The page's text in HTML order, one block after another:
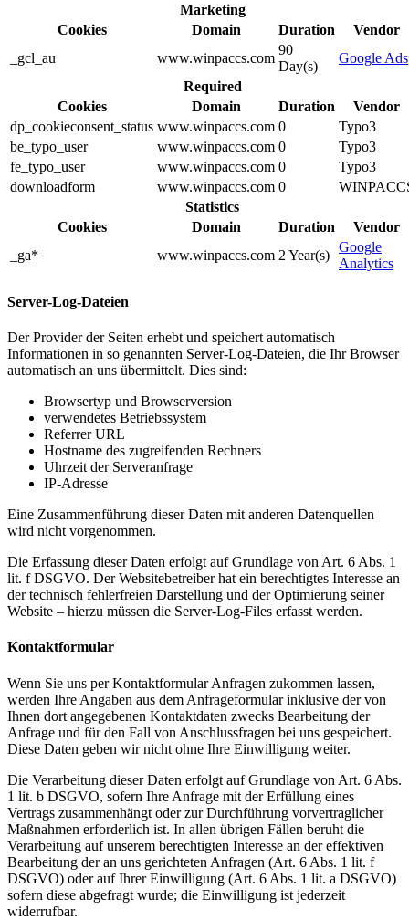
Marketing
Cookies
Domain Duration
Vendor
_gcl_au
www.winpaccs.com
90
Day(s)
Google Ads
Required
Cookies
Domain Duration
Vendor
dp_cookieconsent_status www.winpaccs.com 0
Typo3
be_typo_user
www.winpaccs.com 0
Typo3
fe_typo_user
www.winpaccs.com 0
Typo3
downloadform
www.winpaccs.com 0
Statistics
Cookies
Domain Duration
Vendor
_ga*
www.winpaccs.com 2 Year(s)
Google
Analytics
Server-Log-Dateien
Der Provider der Seiten erhebt und speichert automatisch
Informationen in so genannten Server-Log-Dateien, die Ihr Browser
automatisch an uns übermittelt. Dies sind:
Browsertyp und Browserversion
verwendetes Betriebssystem
Referrer URL
Hostname des zugreifenden Rechners
Uhrzeit der Serveranfrage
IP-Adresse
Eine Zusammenführung dieser Daten mit anderen Datenquellen
wird nicht vorgenommen.
Die Erfassung dieser Daten erfolgt auf Grundlage von Art. 6 Abs. 1
lit. f DSGVO. Der Websitebetreiber hat ein berechtigtes Interesse an
der technisch fehlerfreien Darstellung und der Optimierung seiner
Website – hierzu müssen die Server-Log-Files erfasst werden.
Kontaktformular
Wenn Sie uns per Kontaktformular Anfragen zukommen lassen,
werden Ihre Angaben aus dem Anfrageformular inklusive der von
Ihnen dort angegebenen Kontaktdaten zwecks Bearbeitung der
Anfrage und für den Fall von Anschlussfragen bei uns gespeichert.
Diese Daten geben wir nicht ohne Ihre Einwilligung weiter.
Die Verarbeitung dieser Daten erfolgt auf Grundlage von Art. 6 Abs.
1 lit. b DSGVO, sofern Ihre Anfrage mit der Erfüllung eines
Vertrags zusammenhängt oder zur Durchführung vorvertraglicher
Maßnahmen erforderlich ist. In allen übrigen Fällen beruht die
Verarbeitung auf unserem berechtigten Interesse an der effektiven
Bearbeitung der an uns gerichteten Anfragen (Art. 6 Abs. 1 lit. f
DSGVO) oder auf Ihrer Einwilligung (Art. 6 Abs. 1 lit. a DSGVO)
sofern diese abgefragt wurde; die Einwilligung ist jederzeit
widerrufbar.